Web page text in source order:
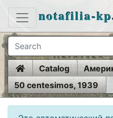
notafilia-
HomeCatalog
50 centesimos, 1939